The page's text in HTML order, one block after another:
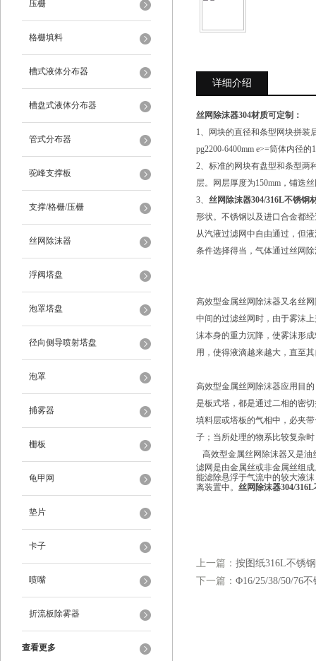
压栅
格栅填料
槽式液体分布器
槽盘式液体分布器
管式分布器
驼峰支撑板
支撑/格栅/压栅
丝网除沫器
浮阀塔盘
泡罩塔盘
径向侧导喷射塔盘
泡罩
捕雾器
栅板
龟甲网
垫片
卡子
喷嘴
折流板除雾器
查看更多
详细介绍
丝网除沫器304材质可定制 ：
1、网块的直径和条型网块拼装
pg2200-6400mm e>=筒体内径
2、标准的网块有盘型和条型两
层。网层厚度为150mm，铺迭
3、 丝网除沫器304/316L不锈钢
形状。不锈钢以及进口合金都
从汽液过滤网中自由通过，但
条件选择得当，气体通过丝网
高效型金属丝网除沫器又名丝
中间的过滤丝网时，由于雾沫
沫本身的重力沉降，使雾沫形
用，使得液滴越来越大，直至
高效型金属丝网除沫器应用目
是板式塔，都是通过二相的密
填料层或塔板的气相中，必夹
子；当所处理的物系比较复杂
高效型金属丝网除沫器又是油
滤网是由金属丝或非金属丝组
能滤除悬浮于气流中的较大液
离装置中。 丝网除沫器304/
上一篇： 按图纸316L不锈
下一篇： Φ16/25/38/50/76